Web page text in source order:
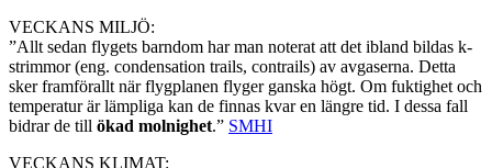
VECKANS MILJÖ:
”Allt sedan flygets barndom har man noterat att det ibland bildas k-
strimmor (eng. condensation trails, contrails) av avgaserna. Detta
sker framförallt när flygplanen flyger ganska högt. Om fuktighet och
temperatur är lämpliga kan de finnas kvar en längre tid. I dessa fall
bidrar de till ökad molnighet.” SMHI
VECKANS KLIMAT: